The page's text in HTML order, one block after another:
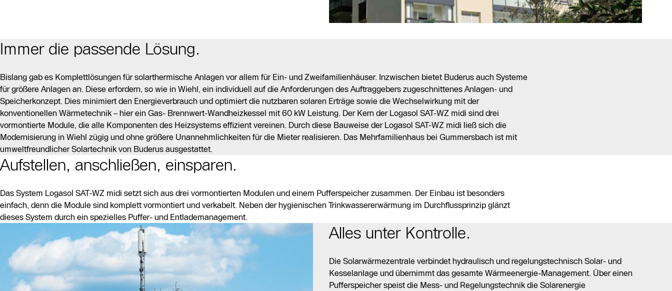
Immer die passende Lösung.
Bislang gab es Komplettlösungen für solarthermische Anlagen vor allem für Ein- und Zweifamilienhäuser. Inzwischen bietet Buderus auch Systeme
für größere Anlagen an. Diese erfordern, so wie in Wiehl, ein individuell auf die Anforderungen des Auftraggebers zugeschnittenes Anlagen- und
Speicherkonzept. Dies minimiert den Energieverbrauch und optimiert die nutzbaren solaren Erträge sowie die Wechselwirkung mit der
konventionellen Wärmetechnik – hier ein Gas- Brennwert-Wandheizkessel mit 60 kW Leistung. Der Kern der Logasol SAT-WZ midi sind drei
vormontierte Module, die alle Komponenten des Heizsystems effizient vereinen. Durch diese Bauweise der Logasol SAT-WZ midi ließ sich die
Modernisierung in Wiehl zügig und ohne größere Unannehmlichkeiten für die Mieter realisieren. Das Mehrfamilienhaus bei Gummersbach ist mit
umweltfreundlicher Solartechnik von Buderus ausgestattet.
Aufstellen, anschließen, einsparen.
Das System Logasol SAT-WZ midi setzt sich aus drei vormontierten Modulen und einem Pufferspeicher zusammen. Der Einbau ist besonders
einfach, denn die Module sind komplett vormontiert und verkabelt. Neben der hygienischen Trinkwassererwärmung im Durchflussprinzip glänzt
dieses System durch ein spezielles Puffer- und Entlademanagement.
Alles unter Kontrolle.
Die Solarwärmezentrale verbindet hydraulisch und regelungstechnisch Solar- und
Kesselanlage und übernimmt das gesamte Wärmeenergie-Management. Über einen
Pufferspeicher speist die Mess- und Regelungstechnik die Solarenergie